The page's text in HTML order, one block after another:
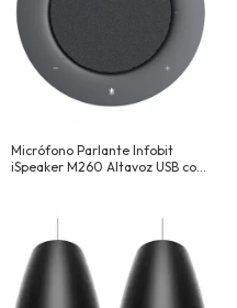
Micrófono Parlante Infobit
iSpeaker M260 Altavoz USB con